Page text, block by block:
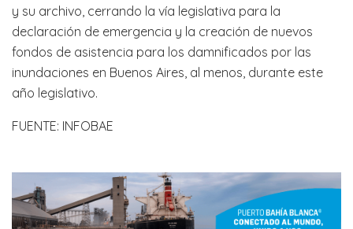
y su archivo, cerrando la vía legislativa para la
declaración de emergencia y la creación de nuevos
fondos de asistencia para los damnificados por las
inundaciones en Buenos Aires, al menos, durante este
año legislativo.
FUENTE: INFOBAE